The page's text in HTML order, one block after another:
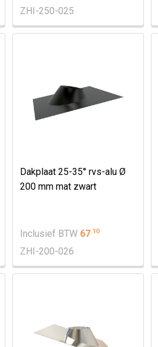
ZHI-250-025
Dakplaat 25-35° rvs-alu Ø
200 mm mat zwart
Inclusief BTW 67.10
ZHI-200-026